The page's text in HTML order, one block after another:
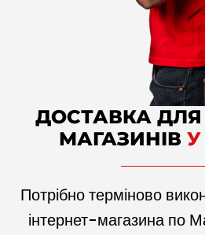
ДОСТАВКА ДЛЯ
МАГАЗИНІВ
Потрібно терміново
інтернет-магазина по